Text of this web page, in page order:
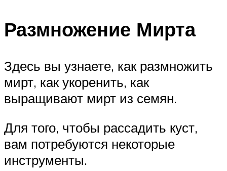
Размножение Мирта
Здесь вы узнаете, как размножить
мирт, как укоренить, как
выращивают мирт из семян.
Для того, чтобы рассадить куст,
вам потребуются некоторые
инструменты.